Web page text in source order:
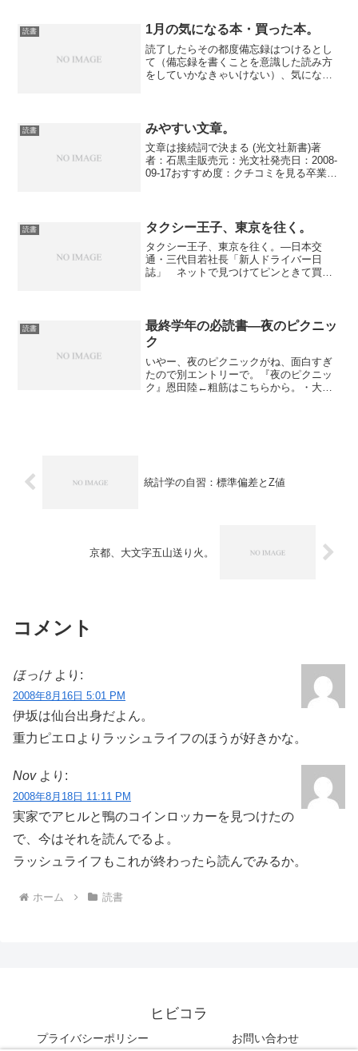
企...
読書 1月の気になる本・買った本。
読了したらその都度備忘録はつけるとし
て（備忘録を書くことを意識した読み方
をしていかなきゃいけない）、気になっ
か買うけど当分買わない...
読書 みやすい文章。
文章は接続詞で決まる (光文社新書)著
者：石黒圭販売元：光文社発売日：2008-
09-17おすすめ度：クチコミを見る卒業旅
をつけてい...
読書 タクシー王子、東京を往く。
タクシー王子、東京を往く。―日本交
通・三代目若社長「新人ドライバー日
誌」 ネットで見つけてピンときて買っ
記。本当に体験記で、オスス...
読書
最終学年の必読書―夜のピクニッ
ク
いやー、夜のピクニックがね、面白すぎ
たので別エントリーで。『夜のピクニッ
ク』恩田陸←粗筋はこちらから。・大学
統計学の自習：標準偏差とZ値
京都、大文字五山送り火。
コメント
ほっけ より:
2008年8月16日 5:01 PM
伊坂は仙台出身だよん。
重力ピエロよりラッシュライフのほうが好きかな。
Nov より:
2008年8月18日 11:11 PM
実家でアヒルと鴨のコインロッカーを見つけたの
で、今はそれを読んでるよ。
ラッシュライフもこれが終わったら読んでみるか。
ホーム 読書
ヒビコラ
プライバシーポリシー お問い合わせ